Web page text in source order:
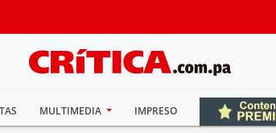
MULTIMEDIA IMPRESO